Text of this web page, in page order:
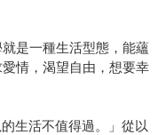
是一種生活型態，能蘊
情，渴望自由，想要幸
生活不值得過。」從以